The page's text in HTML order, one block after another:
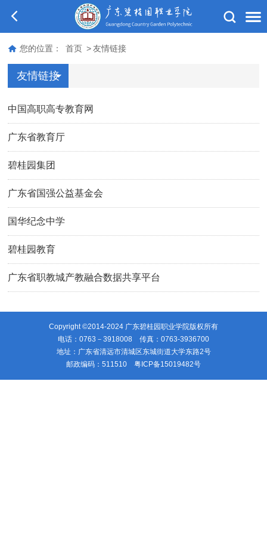
您的位置： 首页 > 友情链接
友情链接
中国高职高专教育网
广东省教育厅
碧桂园集团
广东省国强公益基金会
国华纪念中学
碧桂园教育
广东省职教城产教融合数据共享平台
Copyright ©2014-2024 广东碧桂园职业学院版权所有
电话：0763－3918008 传真：0763-3936700
地址：广东省清远市清城区东城街道大学东路2号
邮政编码：511510 粤ICP备15019482号